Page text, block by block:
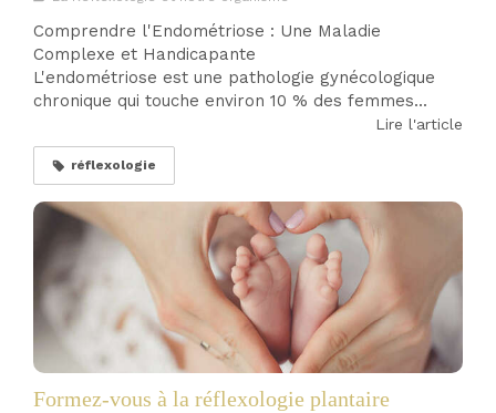
Comprendre l'Endométriose : Une Maladie
Complexe et Handicapante
L'endométriose est une pathologie gynécologique
chronique qui touche environ 10 % des femmes...
Lire l'article
réflexologie
Formez-vous à la réflexologie plantaire